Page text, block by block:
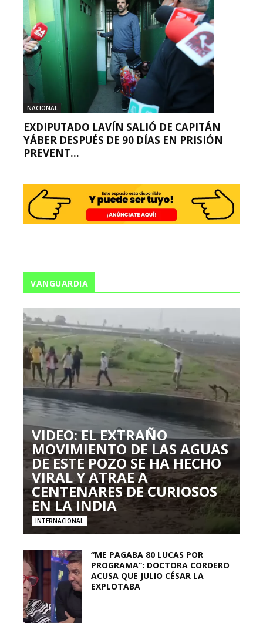
NACIONAL
EXDIPUTADO LAVÍN SALIÓ DE CAPITÁN
YÁBER DESPUÉS DE 90 DÍAS EN PRISIÓN
PREVENT...
VANGUARDIA
VIDEO: EL EXTRAÑO
MOVIMIENTO DE LAS AGUAS
DE ESTE POZO SE HA HECHO
VIRAL Y ATRAE A
CENTENARES DE CURIOSOS
EN LA INDIA
INTERNACIONAL
“ME PAGABA 80 LUCAS POR
PROGRAMA”: DOCTORA CORDERO
ACUSA QUE JULIO CÉSAR LA
EXPLOTABA